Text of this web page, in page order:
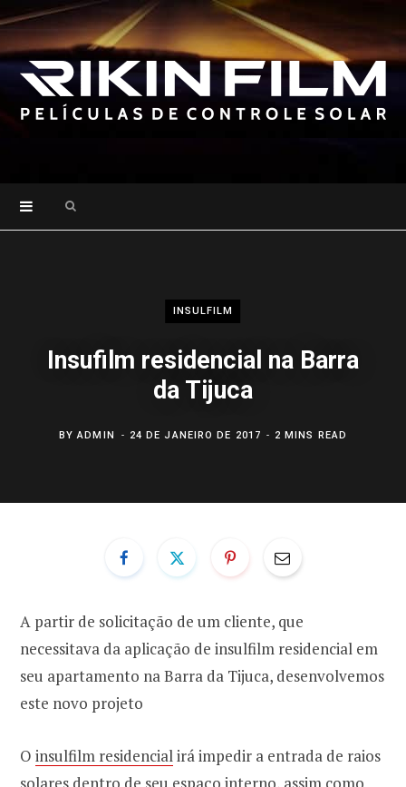
INSULFILM
Insufilm residencial na Barra
da Tijuca
BYADMIN 24 DE JANEIRO DE 2017 2 MINS READ
A partir de solicitação de um cliente, que
necessitava da aplicação de insulfilm residencial em
seu apartamento na Barra da Tijuca, desenvolvemos
este novo projeto
O insulfilm residencialirá impedir a entrada de raios
solares dentro de seu espaço interno, assim como